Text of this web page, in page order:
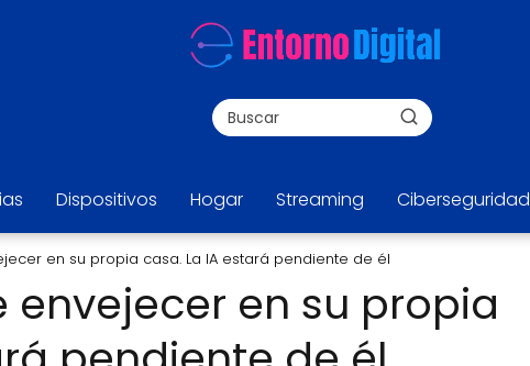
Dispositivos Hogar Streaming Ciberseguridad
en su propia casa. La IA estará pendiente de él
envejecer en su propia